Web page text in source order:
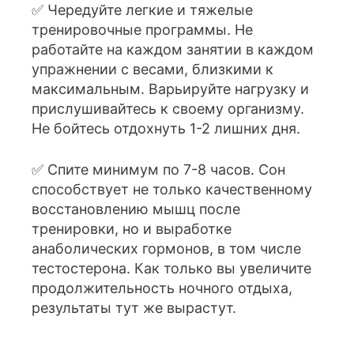
✅ Чередуйте легкие и тяжелые
тренировочные программы. Не
работайте на каждом занятии в каждом
упражнении с весами, близкими к
максимальным. Варьируйте нагрузку и
прислушивайтесь к своему организму.
Не бойтесь отдохнуть 1-2 лишних дня.
✅ Спите минимум по 7-8 часов. Сон
способствует не только качественному
восстановлению мышц после
тренировки, но и выработке
анаболических гормонов, в том числе
тестостерона. Как только вы увеличите
продолжительность ночного отдыха,
результаты тут же вырастут.